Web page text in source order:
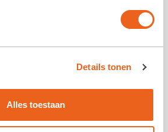
Details tonen
Alles toestaan